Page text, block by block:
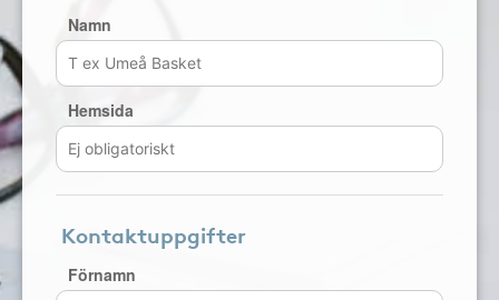
Namn
Hemsida
Kontaktuppgifter
Förnamn